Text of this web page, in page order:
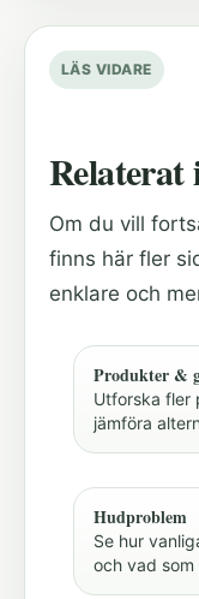
LÄS VIDARE
Relaterat
Om du vill
finns här fler
enklare och
Produkter &
Utforska fler
jämföra
Hudproblem
Se hur
och vad